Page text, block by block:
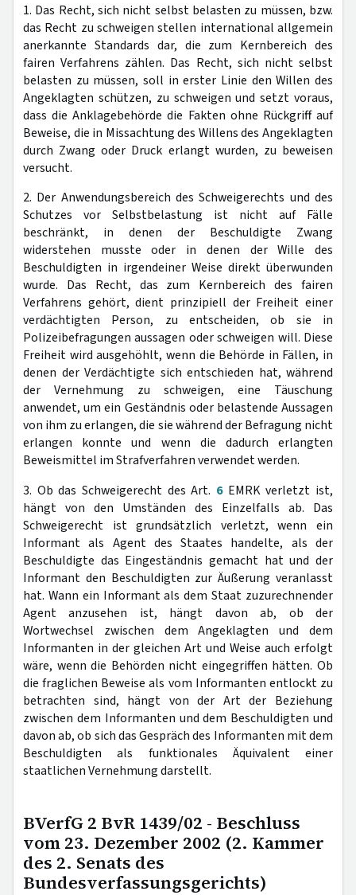
1. Das Recht, sich nicht selbst belasten zu müssen, bzw.
das Recht zu schweigen stellen international allgemein
anerkannte Standards dar, die zum Kernbereich des
fairen Verfahrens zählen. Das Recht, sich nicht selbst
belasten zu müssen, soll in erster Linie den Willen des
Angeklagten schützen, zu schweigen und setzt voraus,
dass die Anklagebehörde die Fakten ohne Rückgriff auf
Beweise, die in Missachtung des Willens des Angeklagten
durch Zwang oder Druck erlangt wurden, zu beweisen
versucht.
2. Der Anwendungsbereich des Schweigerechts und des
Schutzes vor Selbstbelastung ist nicht auf Fälle
beschränkt, in denen der Beschuldigte Zwang
widerstehen musste oder in denen der Wille des
Beschuldigten in irgendeiner Weise direkt überwunden
wurde. Das Recht, das zum Kernbereich des fairen
Verfahrens gehört, dient prinzipiell der Freiheit einer
verdächtigten Person, zu entscheiden, ob sie in
Polizeibefragungen aussagen oder schweigen will. Diese
Freiheit wird ausgehöhlt, wenn die Behörde in Fällen, in
denen der Verdächtigte sich entschieden hat, während
der Vernehmung zu schweigen, eine Täuschung
anwendet, um ein Geständnis oder belastende Aussagen
von ihm zu erlangen, die sie während der Befragung nicht
erlangen konnte und wenn die dadurch erlangten
Beweismittel im Strafverfahren verwendet werden.
3. Ob das Schweigerecht des Art. 6EMRK verletzt ist,
hängt von den Umständen des Einzelfalls ab. Das
Schweigerecht ist grundsätzlich verletzt, wenn ein
Informant als Agent des Staates handelte, als der
Beschuldigte das Eingeständnis gemacht hat und der
Informant den Beschuldigten zur Äußerung veranlasst
hat. Wann ein Informant als dem Staat zuzurechnender
Agent anzusehen ist, hängt davon ab, ob der
Wortwechsel zwischen dem Angeklagten und dem
Informanten in der gleichen Art und Weise auch erfolgt
wäre, wenn die Behörden nicht eingegriffen hätten. Ob
die fraglichen Beweise als vom Informanten entlockt zu
betrachten sind, hängt von der Art der Beziehung
zwischen dem Informanten und dem Beschuldigten und
davon ab, ob sich das Gespräch des Informanten mit dem
Beschuldigten als funktionales Äquivalent einer
staatlichen Vernehmung darstellt.
BVerfG 2 BvR 1439/02 - Beschluss
vom 23. Dezember 2002 (2. Kammer
des 2. Senats des
Bundesverfassungsgerichts)